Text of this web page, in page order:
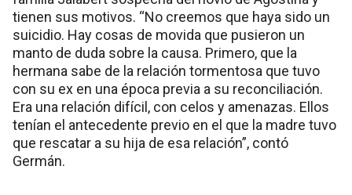
tienen sus motivos. “No creemos que haya sido un
suicidio. Hay cosas de movida que pusieron un
manto de duda sobre la causa. Primero, que la
hermana sabe de la relación tormentosa que tuvo
con su ex en una época previa a su reconciliación.
Era una relación difícil, con celos y amenazas. Ellos
tenían el antecedente previo en el que la madre tuvo
que rescatar a su hija de esa relación”, contó
Germán.